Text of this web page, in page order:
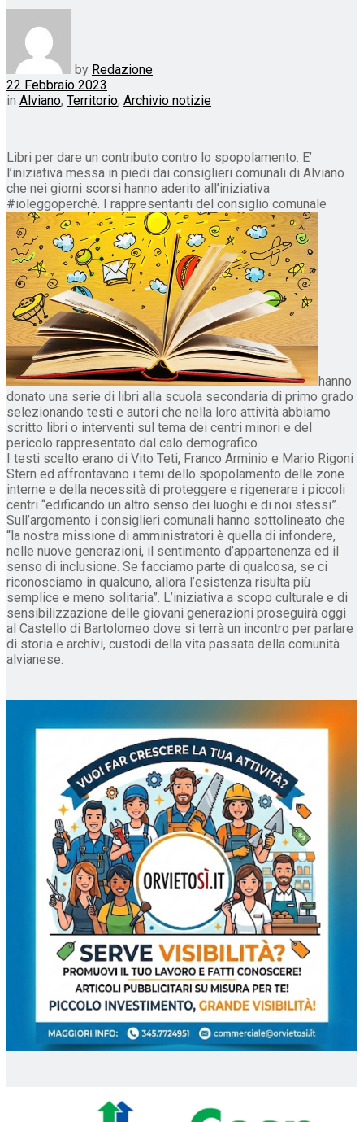
by Redazione
22 Febbraio 2023
in Alviano, Territorio, Archivio notizie
Libri per dare un contributo contro lo spopolamento. E’
l’iniziativa messa in piedi dai consiglieri comunali di Alviano
che nei giorni scorsi hanno aderito all’iniziativa
#ioleggoperché. I rappresentanti del consiglio comunale
hanno
donato una serie di libri alla scuola secondaria di primo grado
selezionando testi e autori che nella loro attività abbiamo
scritto libri o interventi sul tema dei centri minori e del
pericolo rappresentato dal calo demografico.
I testi scelto erano di Vito Teti, Franco Arminio e Mario Rigoni
Stern ed affrontavano i temi dello spopolamento delle zone
interne e della necessità di proteggere e rigenerare i piccoli
centri “edificando un altro senso dei luoghi e di noi stessi”.
Sull’argomento i consiglieri comunali hanno sottolineato che
“la nostra missione di amministratori è quella di infondere,
nelle nuove generazioni, il sentimento d’appartenenza ed il
senso di inclusione. Se facciamo parte di qualcosa, se ci
riconosciamo in qualcuno, allora l’esistenza risulta più
semplice e meno solitaria”. L’iniziativa a scopo culturale e di
sensibilizzazione delle giovani generazioni proseguirà oggi
al Castello di Bartolomeo dove si terrà un incontro per parlare
di storia e archivi, custodi della vita passata della comunità
alvianese.